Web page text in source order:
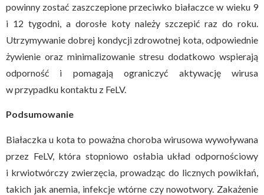
powinny zostać zaszczepione przeciwko białaczce w wieku 9
i 12 tygodni, a dorosłe koty należy szczepić raz do roku.
Utrzymywanie dobrej kondycji zdrowotnej kota, odpowiednie
żywienie oraz minimalizowanie stresu dodatkowo wspierają
odporność i pomagają ograniczyć aktywację wirusa
w przypadku kontaktu z FeLV.
Podsumowanie
Białaczka u kota to poważna choroba wirusowa wywoływana
przez FeLV, która stopniowo osłabia układ odpornościowy
i krwiotwórczy zwierzęcia, prowadząc do licznych powikłań,
takich jak anemia, infekcje wtórne czy nowotwory. Zakażenie